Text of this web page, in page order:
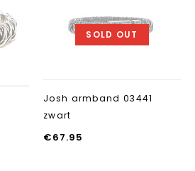
SOLD OUT
Josh armband 03441
zwart
€67.95